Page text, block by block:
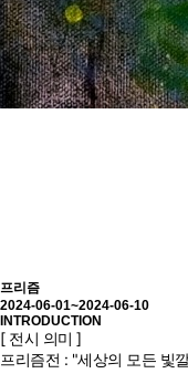
프리즘
2024-06-01~2024-06-10
INTRODUCTION
[ 전시 의미 ]
프리즘전 : "세상의 모든 빛